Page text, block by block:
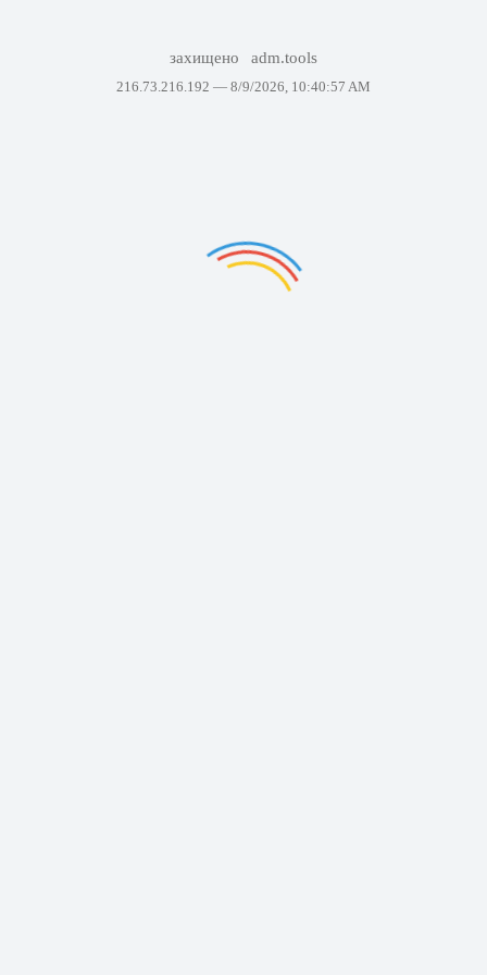
захищено adm.tools
216.73.216.192 — 8/9/2026, 10:40:57 AM